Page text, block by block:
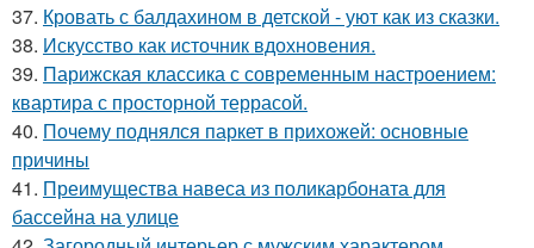
37. Кровать с балдахином в детской - уют как из сказки.
38. Искусство как источник вдохновения.
39. Парижская классика с современным настроением:
квартира с просторной террасой.
40. Почему поднялся паркет в прихожей: основные
причины
41. Преимущества навеса из поликарбоната для
бассейна на улице